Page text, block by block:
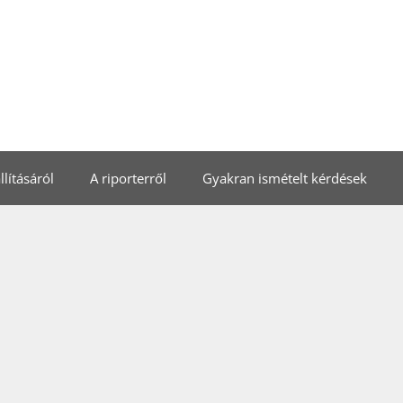
A riporterről Gyakran ismételt kérdések